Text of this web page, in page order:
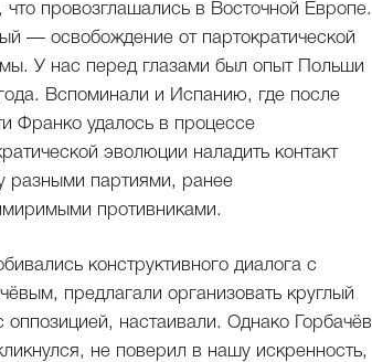
что провозглашались в Восточной Европе.
— освобождение от партократической
У нас перед глазами был опыт Польши
Вспоминали и Испанию, где после
Франко удалось в процессе
эволюции наладить контакт
разными партиями, ранее
противниками.
конструктивного диалога с
предлагали организовать круглый
оппозицией, настаивали. Однако Горбачёв
не поверил в нашу искренность,